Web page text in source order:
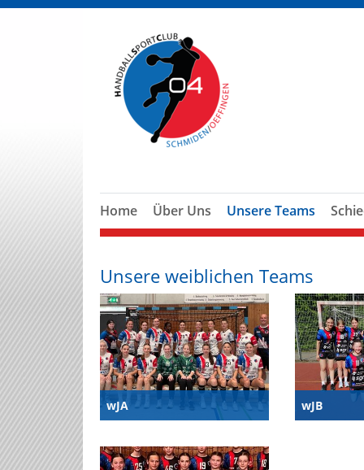
Home Über Uns Unsere Teams
Unsere weiblichen Teams
wJA wJB